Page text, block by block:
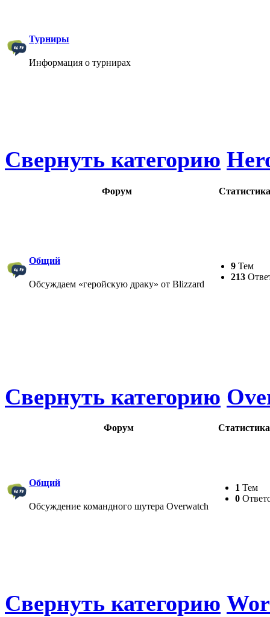
Турниры
Информация о турнирах
Свернуть категорию
Форум Статистика
Общий
Обсуждаем «геройскую драку» от Blizzard
9 Тем
213
Свернуть категорию
Форум Статистика
Общий
Обсуждение командного шутера Overwatch
1 Тем
0
Свернуть категорию